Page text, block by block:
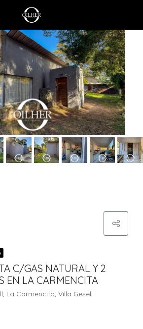
C/GAS NATURAL Y 2
EN LA CARMENCITA
La Carmencita, Villa Gesell